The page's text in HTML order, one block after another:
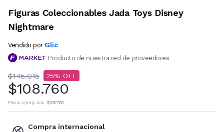
Figuras Coleccionables Jada Toys Disney
Nightmare
Vendido por Glic
Producto de nuestra red de proveedores
$145.015 25
$108.760
Precio s/imp. nac. $108.760
Compra internacional